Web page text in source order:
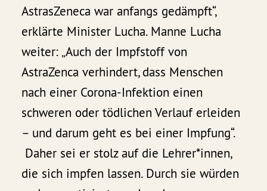
AstrasZeneca war anfangs gedämpft“,
erklärte Minister Lucha. Manne Lucha
weiter: „Auch der Impfstoff von
AstraZenca verhindert, dass Menschen
nach einer Corona-Infektion einen
schweren oder tödlichen Verlauf erleiden
– und darum geht es bei einer Impfung“.
Daher sei er stolz auf die Lehrer*innen,
die sich impfen lassen. Durch sie würden